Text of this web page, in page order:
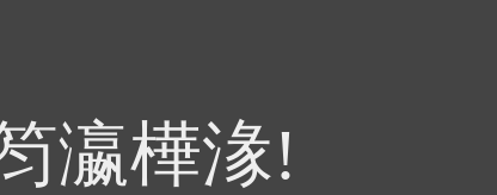
瀛樺湪!